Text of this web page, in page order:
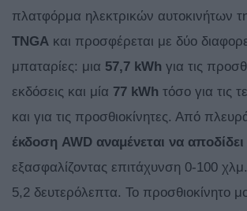
πλατφόρμα ηλεκτρικών αυτοκινήτων
TNGA και προσφέρεται με δύο
μπαταρίες: μια 57,7 kWh για τις
εκδόσεις και μία 77 kWh τόσο για τις
και για τις προσθιοκίνητες. Από
έκδοση AWD αναμένεται να
εξασφαλίζοντας επιτάχυνση 0-100
5,2 δευτερόλεπτα. Το προσθιοκίνητο